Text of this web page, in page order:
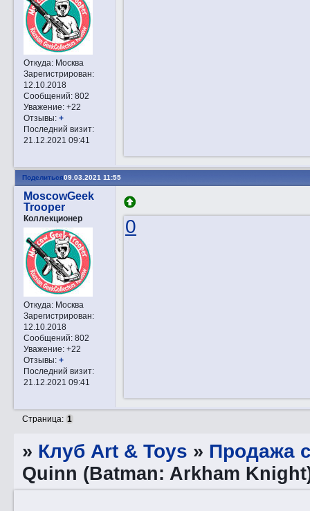
Откуда:Москва
Зарегистрирован:
12.10.2018
Сообщений:802
Уважение: +22
Отзывы: +
Последний визит:
21.12.2021 09:41
Поделиться09.03.2021 11:55
MoscowGeek
Trooper
Коллекционер
Откуда:Москва
Зарегистрирован:
12.10.2018
Сообщений:802
Уважение: +22
Отзывы: +
Последний визит:
21.12.2021 09:41
0
Страница: 1
» Клуб Art & Toys » Продажа
Quinn (Batman: Arkham